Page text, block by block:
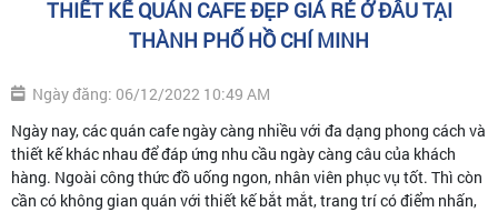
THIẾT KẾ QUÁN CAFE ĐẸP GIÁ RẺ Ở ĐÂU TẠI
THÀNH PHỐ HỒ CHÍ MINH
Ngày đăng: 06/12/2022 10:49 AM
Ngày nay, các quán cafe ngày càng nhiều với đa dạng phong cách và
thiết kế khác nhau để đáp ứng nhu cầu ngày càng câu của khách
hàng. Ngoài công thức đồ uống ngon, nhân viên phục vụ tốt. Thì còn
cần có không gian quán với thiết kế bắt mắt, trang trí có điểm nhấn,